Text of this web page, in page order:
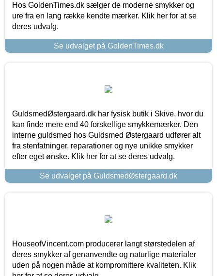
Hos GoldenTimes.dk sælger de moderne smykker og
ure fra en lang række kendte mærker. Klik her for at se
deres udvalg.
Se udvalget på GoldenTimes.dk
GuldsmedØstergaard.dk har fysisk butik i Skive, hvor du
kan finde mere end 40 forskellige smykkemærker. Den
interne guldsmed hos Guldsmed Østergaard udfører alt
fra stenfatninger, reparationer og nye unikke smykker
efter eget ønske. Klik her for at se deres udvalg.
Se udvalget på GuldsmedØstergaard.dk
HouseofVincent.com producerer langt størstedelen af
deres smykker af genanvendte og naturlige materialer
uden på nogen måde at kompromittere kvaliteten. Klik